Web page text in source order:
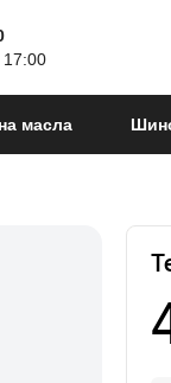
17:00
масла